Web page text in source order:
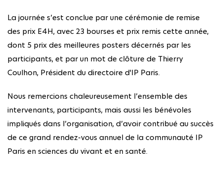
La journée s’est conclue par une cérémonie de remise
des prix E4H, avec 23 bourses et prix remis cette année,
dont 5 prix des meilleures posters décernés par les
participants, et par un mot de clôture de Thierry
Coulhon, Président du directoire d'IP Paris.
Nous remercions chaleureusement l’ensemble des
intervenants, participants, mais aussi les bénévoles
impliqués dans l’organisation, d’avoir contribué au succès
de ce grand rendez-vous annuel de la communauté IP
Paris en sciences du vivant et en santé.